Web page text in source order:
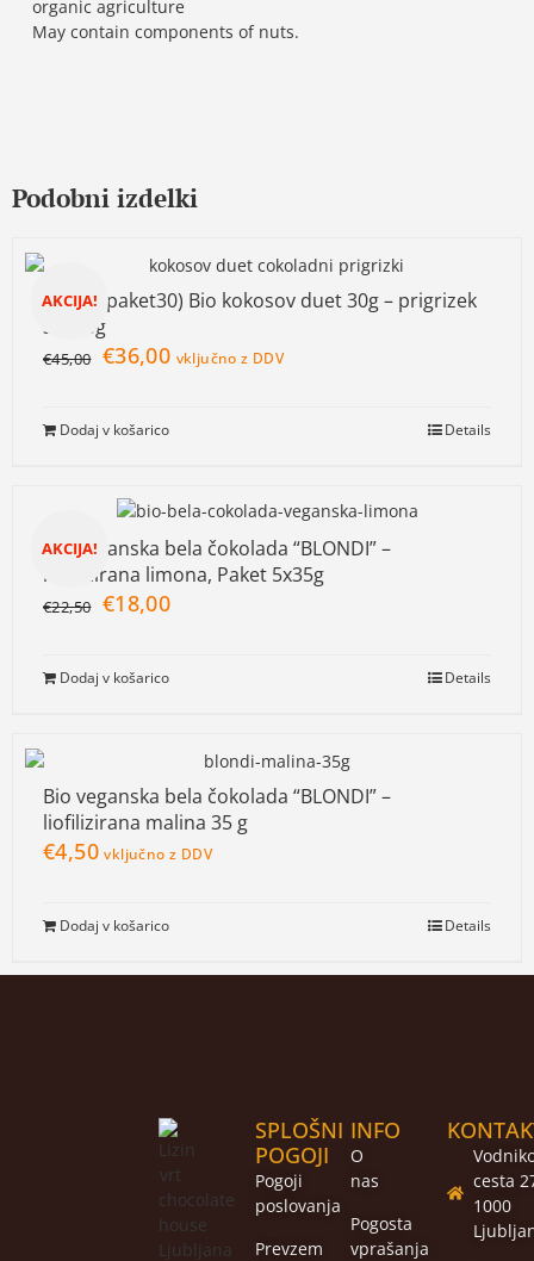
organic agriculture
May contain components of nuts.
Podobni izdelki
AKCIJA!
AKCIJA(paket30) Bio kokosov duet 30g – prigrizek
30x30g
€45,00 €36,00 vključno z DDV
Dodaj v košarico Details
AKCIJA!
Bio veganska bela čokolada “BLONDI” –
liofilizirana limona, Paket 5x35g
€22,50 €18,00
Dodaj v košarico Details
Bio veganska bela čokolada “BLONDI” –
liofilizirana malina 35 g
€4,50 vključno z DDV
Dodaj v košarico Details
cesta
1000
INFO
O
nas
Pogosta
vprašanja
SPLOŠNI
POGOJI
Pogoji
poslovanja
Prevzem